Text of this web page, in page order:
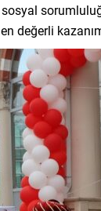
değerli